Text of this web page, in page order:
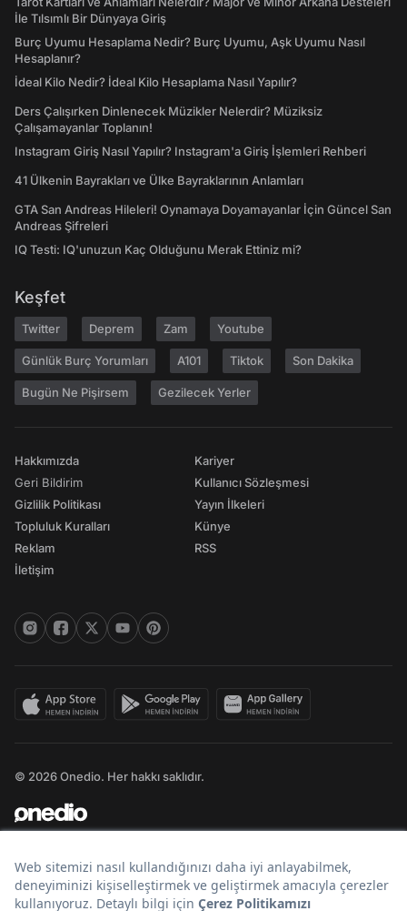
İle Tılsımlı Bir Dünyaya Giriş
Burç Uyumu Hesaplama Nedir? Burç Uyumu, Aşk Uyumu Nasıl
Hesaplanır?
İdeal Kilo Nedir? İdeal Kilo Hesaplama Nasıl Yapılır?
Ders Çalışırken Dinlenecek Müzikler Nelerdir? Müziksiz
Çalışamayanlar Toplanın!
Instagram Giriş Nasıl Yapılır? Instagram'a Giriş İşlemleri Rehberi
41 Ülkenin Bayrakları ve Ülke Bayraklarının Anlamları
GTA San Andreas Hileleri! Oynamaya Doyamayanlar İçin Güncel San
Andreas Şifreleri
IQ Testi: IQ'unuzun Kaç Olduğunu Merak Ettiniz mi?
Keşfet
Twitter Deprem Zam Youtube
Günlük Burç Yorumları A101 Tiktok Son Dakika
Bugün Ne Pişirsem Gezilecek Yerler
Hakkımızda
Geri Bildirim
Gizlilik Politikası
Topluluk Kuralları
Reklam
İletişim
Kariyer
Kullanıcı Sözleşmesi
Yayın İlkeleri
Künye
RSS
© 2026 Onedio. Her hakkı saklıdır.
Bir markasıdır.